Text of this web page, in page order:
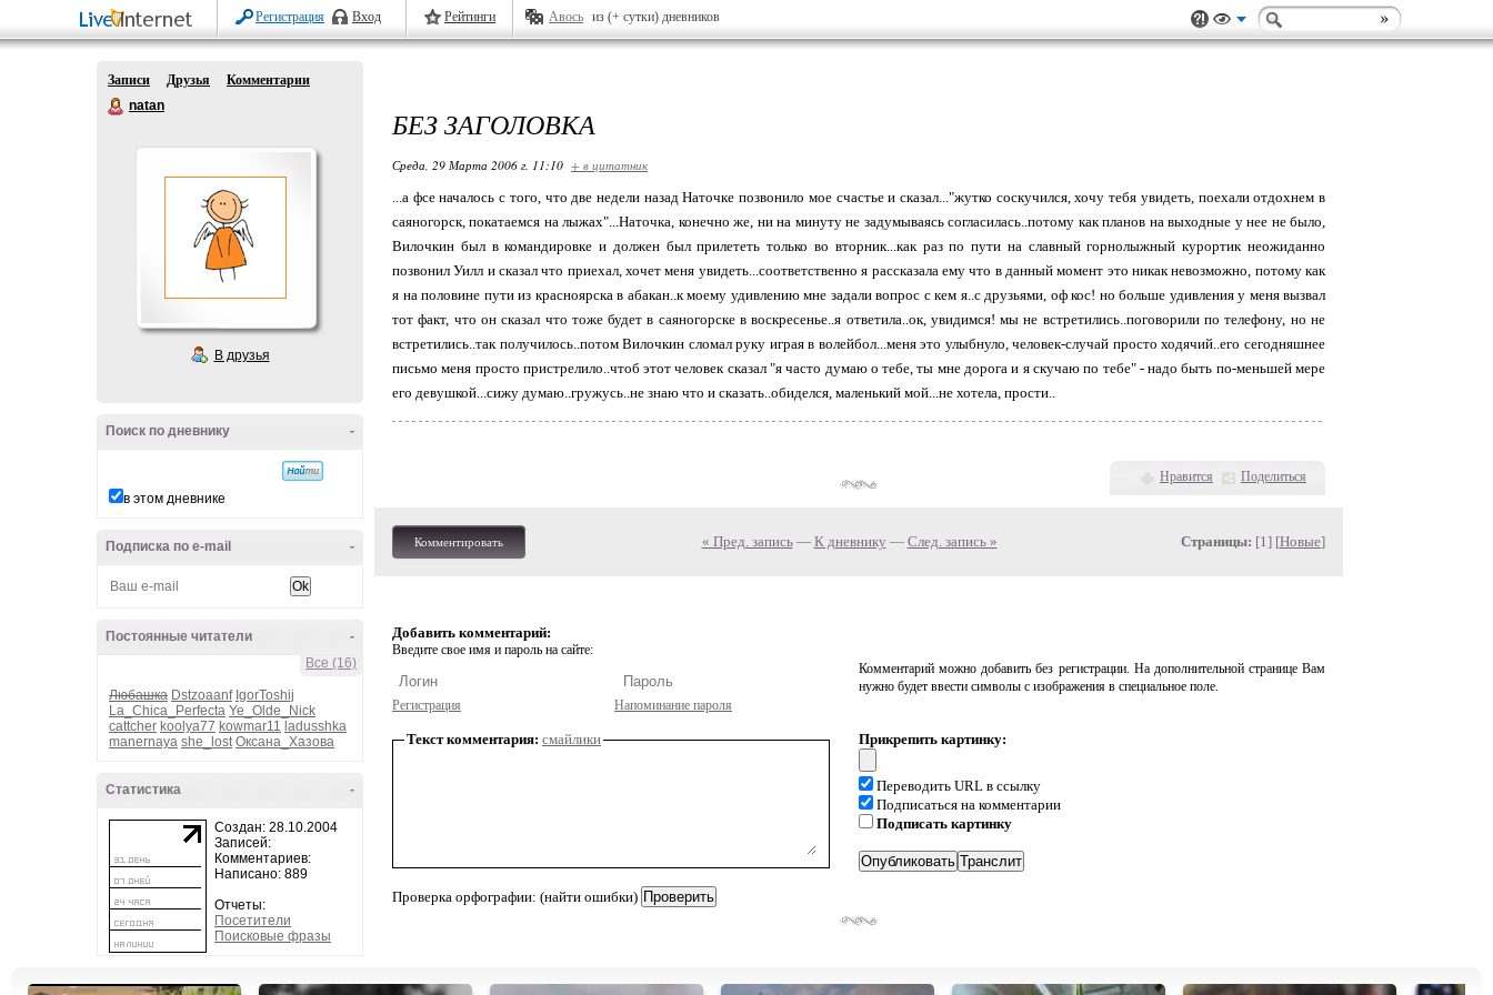
Регистрация Вход Рейтинги Авось из (+ сутки) дневников
Записи Друзья
Комментарии
natan
В друзья
-
Поиск по дневнику
в этом дневнике
-
Подписка по e-mail
-
Постоянные читатели
Все (16)
Любашка Dstzoaanf IgorToshij
La_Chica_Perfecta Ye_Olde_Nick
cattcher koolya77 kowmar11 ladusshka
manernaya she_lost Оксана_Хазова
-
Статистика
Создан: 28.10.2004
Записей:
Комментариев:
Написано: 889
Отчеты:
Посетители
Поисковые фразы
БЕЗ ЗАГОЛОВКА
Среда, 29 Марта 2006 г. 11:10 + в цитатник
...а фсе началось с того, что две недели назад Наточке позвонило мое счастье и сказал..."жутко соскучился, хочу тебя увидеть, поехали отдохнем в
саяногорск, покатаемся на лыжах"...Наточка, конечно же, ни на минуту не задумываясь согласилась..потому как планов на выходные у нее не было,
Вилочкин был в командировке и должен был прилететь только во вторник...как раз по пути на славный горнолыжный курортик неожиданно
позвонил Уилл и сказал что приехал, хочет меня увидеть...соответственно я рассказала ему что в данный момент это никак невозможно, потому как
я на половине пути из красноярска в абакан..к моему удивлению мне задали вопрос с кем я..с друзьями, оф кос! но больше удивления у меня вызвал
тот факт, что он сказал что тоже будет в саяногорске в воскресенье..я ответила..ок, увидимся! мы не встретились..поговорили по телефону, но не
встретились..так получилось..потом Вилочкин сломал руку играя в волейбол...меня это улыбнуло, человек-случай просто ходячий..его сегодняшнее
письмо меня просто пристрелило..чтоб этот человек сказал "я часто думаю о тебе, ты мне дорога и я скучаю по тебе" - надо быть по-меньшей мере
его девушкой...сижу думаю..гружусь..не знаю что и сказать..обиделся, маленький мой...не хотела, прости..
Нравится Поделиться
Комментировать « Пред. запись— К дневнику — След. запись » Страницы: [1] [Новые]
Добавить комментарий:
Введите свое имя и пароль на сайте:
Регистрация Напоминание пароля
Комментарий можно добавить без регистрации. На дополнительной странице Вам
нужно будет ввести символы с изображения в специальное поле.
Текст комментария: смайлики
Проверка орфографии: (найти ошибки)
Прикрепить картинку:
Переводить URL в ссылку
Подписаться на комментарии
Подписать картинку